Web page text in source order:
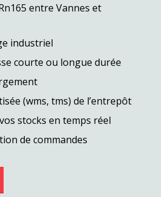
entre Vannes et
industriel
courte ou longue durée
(wms, tms) de l’entrepôt
stocks en temps réel
de commandes